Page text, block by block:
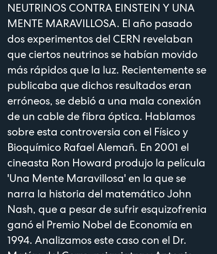
NEUTRINOS CONTRA EINSTEIN Y UNA
MENTE MARAVILLOSA. El año pasado
dos experimentos del CERN revelaban
que ciertos neutrinos se habían movido
más rápidos que la luz. Recientemente se
publicaba que dichos resultados eran
erróneos, se debió a una mala conexión
de un cable de fibra óptica. Hablamos
sobre esta controversia con el Físico y
Bioquímico Rafael Alemañ. En 2001 el
cineasta Ron Howard produjo la película
'Una Mente Maravillosa' en la que se
narra la historia del matemático John
Nash, que a pesar de sufrir esquizofrenia
ganó el Premio Nobel de Economía en
1994. Analizamos este caso con el Dr.